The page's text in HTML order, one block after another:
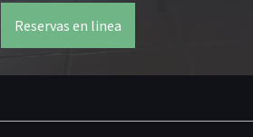
Reservas en linea